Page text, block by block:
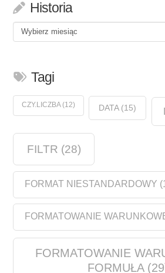
Historia
Historia
Tagi
CZY.LICZBA(12) DATA(15)
FILTR (28)
FORMAT NIESTANDARDOWY
FORMATOWANIE
FORMATOWANIE
FORMUŁA